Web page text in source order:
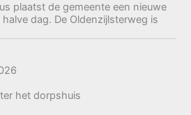
plaatst de gemeente een nieuwe
dag. De Oldenzijlsterweg is
het dorpshuis